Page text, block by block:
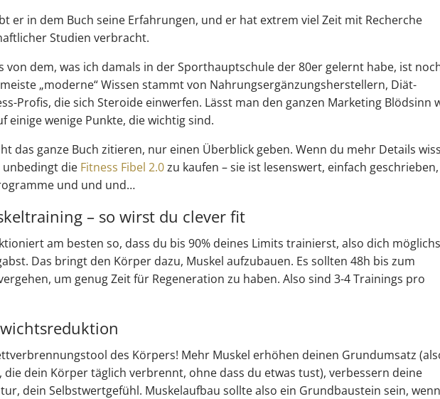
er in dem Buch seine Erfahrungen, und er hat extrem viel Zeit mit Recherche
Studien verbracht.
von dem, was ich damals in der Sporthauptschule der 80er gelernt habe, ist
„moderne“ Wissen stammt von Nahrungsergänzungsherstellern, Diät-
Profis, die sich Steroide einwerfen. Lässt man den ganzen Marketing Blödsinn
einige wenige Punkte, die wichtig sind.
das ganze Buch zitieren, nur einen Überblick geben. Wenn du mehr Details
unbedingt die Fitness Fibel 2.0zu kaufen – sie ist lesenswert, einfach geschrieben,
und und und…
– so wirst du clever fit
am besten so, dass du bis 90% deines Limits trainierst, also dich
Das bringt den Körper dazu, Muskel aufzubauen. Es sollten 48h bis zum
um genug Zeit für Regeneration zu haben. Also sind 3-4 Trainings pro
des Körpers! Mehr Muskel erhöhen deinen Grundumsatz
die dein Körper täglich verbrennt, ohne dass du etwas tust), verbessern deine
dein Selbstwertgefühl. Muskelaufbau sollte also ein Grundbaustein sein,